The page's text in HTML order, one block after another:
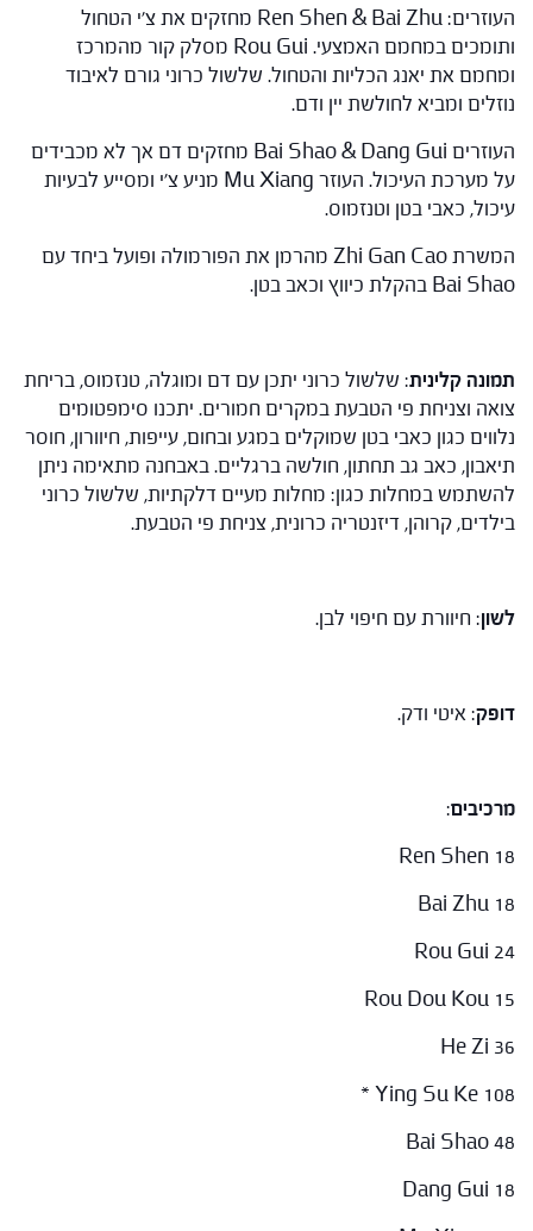
העוזרים: Ren Shen & Bai Zhu מחזקים את צ'י הטחול
ותומכים במחמם האמצעי. Rou Gui מסלק קור מהמרכז
ומחמם את יאנג הכליות והטחול. שלשול כרוני גורם לאיבוד
נוזלים ומביא לחולשת יין ודם.
העוזרים Bai Shao & Dang Gui מחזקים דם אך לא מכבידים
על מערכת העיכול. העוזר Mu Xiang מניע צ'י ומסייע לבעיות
עיכול, כאבי בטן וטנזמוס.
המשרת Zhi Gan Cao מהרמן את הפורמולה ופועל ביחד עם
Bai Shao בהקלת כיווץ וכאב בטן.
תמונה קלינית: שלשול כרוני יתכן עם דם ומוגלה, טנזמוס, בריחת
צואה וצניחת פי הטבעת במקרים חמורים. יתכנו סימפטומים
נלווים כגון כאבי בטן שמוקלים במגע ובחום, עייפות, חיוורון, חוסר
תיאבון, כאב גב תחתון, חולשה ברגליים. באבחנה מתאימה ניתן
להשתמש במחלות כגון: מחלות מעיים דלקתיות, שלשול כרוני
בילדים, קרוהן, דיזנטריה כרונית, צניחת פי הטבעת.
לשון: חיוורת עם חיפוי לבן.
דופק: איטי ודק.
מרכיבים:
Ren Shen 18
Bai Zhu 18
Rou Gui 24
Rou Dou Kou 15
He Zi 36
Ying Su Ke 108 *
Bai Shao 48
Dang Gui 18